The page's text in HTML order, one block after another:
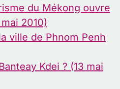
du Mékong ouvre
2010)
ville de Phnom Penh
Kdei ? (13 mai